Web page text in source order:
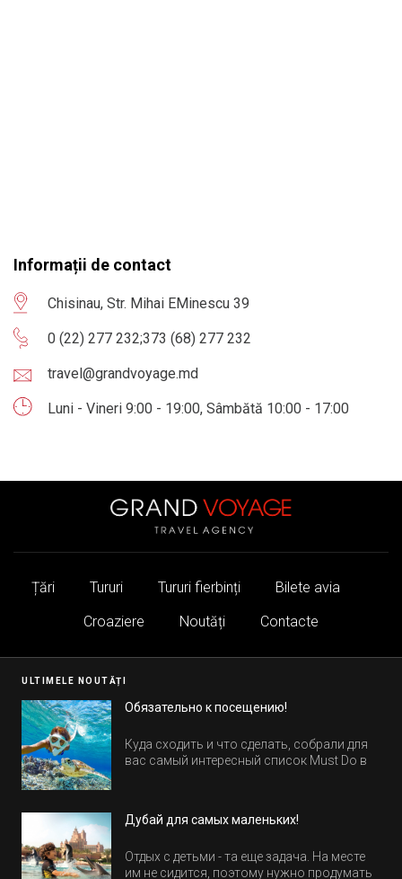
Informații de contact
Chisinau, Str. Mihai EMinescu 39
0 (22) 277 232;373 (68) 277 232
travel@grandvoyage.md
Luni - Vineri 9:00 - 19:00, Sâmbătă 10:00 - 17:00
Țări Tururi Tururi fierbinți
Bilete avia
Croaziere
Noutăți Contacte
ULTIMELE NOUTĂȚI
Обязательно к посещению!
Куда сходить и что сделать, собрали для
вас самый интересный список Must Do в
Дубай для самых маленьких!
Отдых с детьми - та еще задача. На месте
им не сидится, поэтому нужно продумать